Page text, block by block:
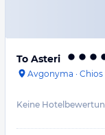
To Asteri
Avgonyma · Chios
Keine